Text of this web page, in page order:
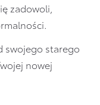
zadowoli,
swojego starego
nowej